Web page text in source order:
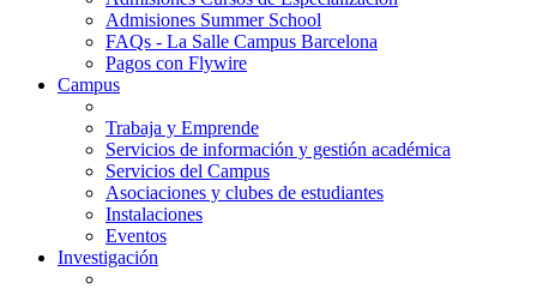
Admisiones Summer School
FAQs - La Salle Campus Barcelona
Pagos con Flywire
Campus
Trabaja y Emprende
Servicios de información y gestión académica
Servicios del Campus
Asociaciones y clubes de estudiantes
Instalaciones
Eventos
Investigación